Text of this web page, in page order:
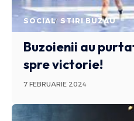
SOCIAL STIRI BUZAU
Buzoienii au
spre victorie!
7 FEBRUARIE 2024